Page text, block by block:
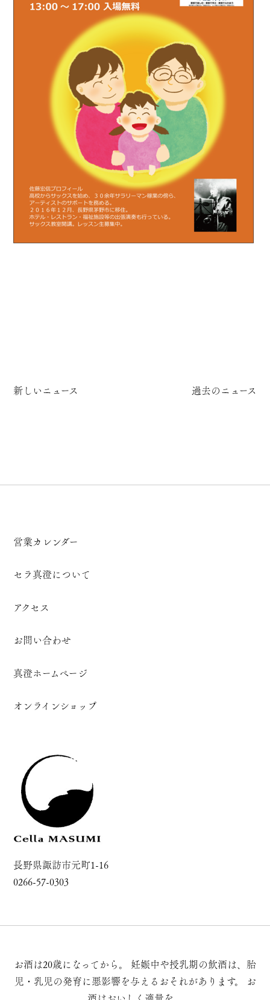
新しいニュース 過去のニュース
営業カレンダー
セラ真澄について
アクセス
お問い合わせ
真澄ホームページ
オンラインショップ
長野県諏訪市元町1-16
0266-57-0303
お酒は20歳になってから。
妊娠中や授乳期の飲酒は、胎
児・乳児の発育に悪影響を与えるおそれがあります。
お